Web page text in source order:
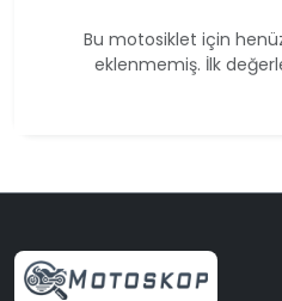
Bu motosiklet için
eklenmemiş. İlk